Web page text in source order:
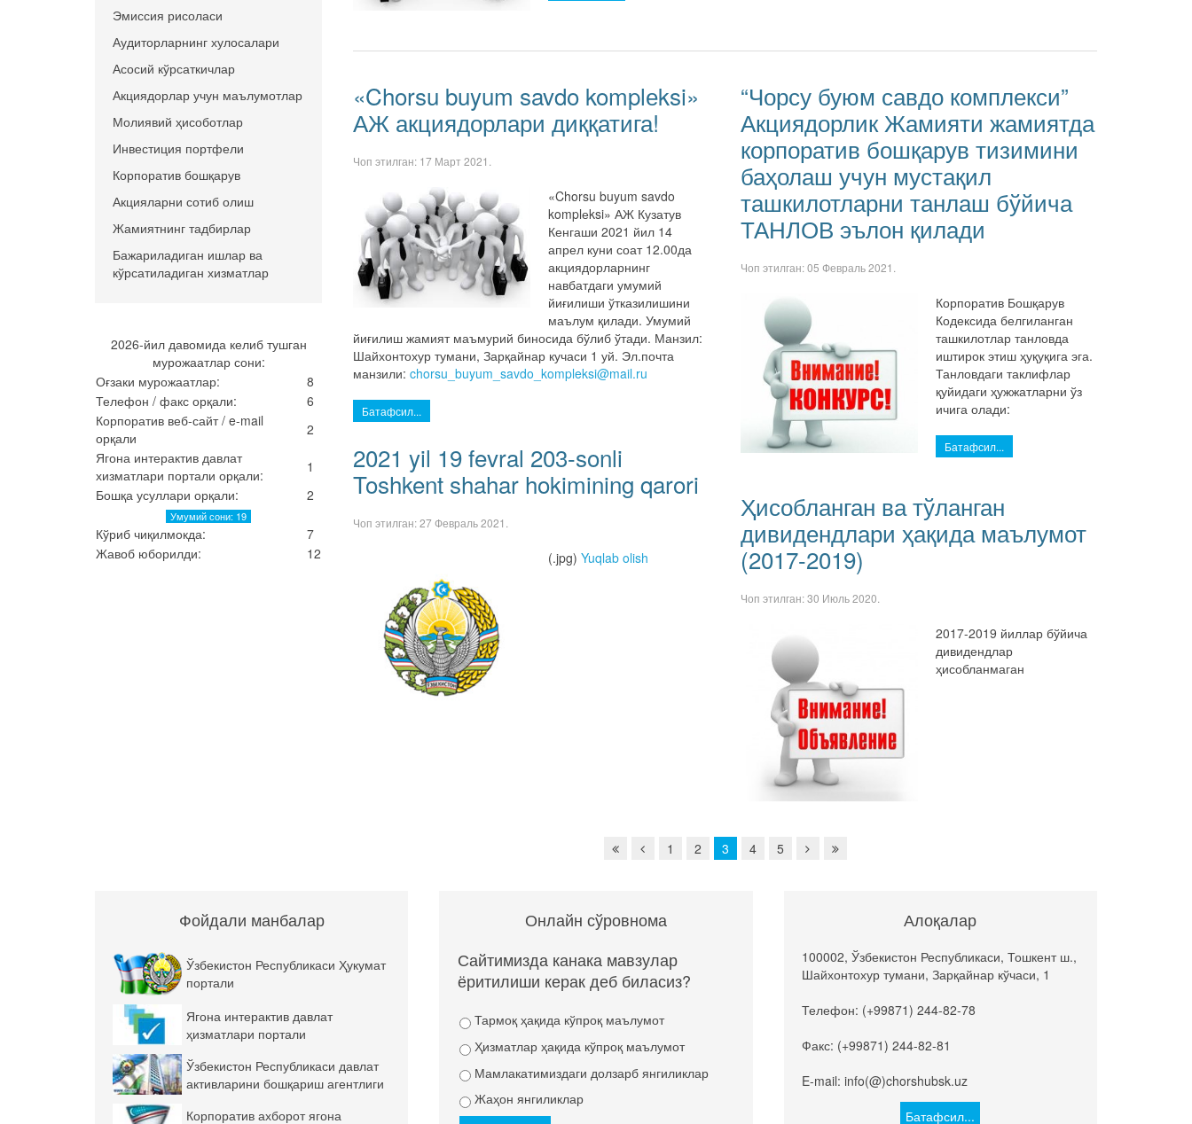
«Chorsu buyum savdo komplеksi»
АЖ акциядорлари диққатига!
Чоп этилган: 17 Март 2021
«Chorsu buyum savdo
komplеksi» АЖ Кузатув
Кенгаши 2021 йил 14
апрел куни соат 12.00да
акциядорларнинг
навбатдаги умумий
йиғилиши ўтказилишини
маълум қилади. Умумий
йиғилиш жамият маъмурий биносида бўлиб ўтади. Манзил:
Шайхонтохур тумани, Зарқайнар кучаси 1 уй. Эл.почта
манзили:chorsu_buyum_savdo_kompleksi@mail.ru
Батафсил...
2021 yil 19 fevral 203-sonli
Toshkent shahar hokimining qarori
Чоп этилган:27 Февраль 2021
(.jpg)Yuqlab olish
“Чорсу буюм савдо комплекси”
Акциядорлик Жамияти жамиятда
корпоратив бошқарув тизимини
баҳолаш учун мустақил
ташкилотларни танлаш бўйича
ТАНЛОВ эълон қилади
Чоп этилган:05 Февраль 2021
Корпоратив Бошқарув
Кодексида белгиланган
ташкилотлар танловда
иштирок этиш ҳуқуқига эга.
Танловдаги таклифлар
қуйидаги ҳужжатларни ўз
ичига олади:
Батафсил...
Ҳисобланган ва тўланган
дивидендлари ҳақида маълумот
(2017-2019)
Чоп этилган:30 Июль 2020
2017-2019 йиллар бўйича
дивидендлар
ҳисобланмаган
1 2 3 4 5
Эмиссия рисоласи
Аудиторларнинг хулосалари
Асосий кўрсаткичлар
Акциядорлар учун маълумотлар
Молиявий ҳисоботлар
Инвестиция портфели
Корпоратив бошқарув
Акцияларни сотиб олиш
Жамиятнинг тадбирлар
Бажариладиган ишлар ва
кўрсатиладиган хизматлар
2026-йил давомида келиб тушган
мурожаатлар сони:
Оғзаки мурожаатлар:
8
Телефон / факс орқали:
6
Корпоратив веб-сайт / e-mail
орқали
2
Ягона интерактив давлат
хизматлари портали орқали:
1
Бошқа усуллари орқали:
2
Умумий сони: 19
Кўриб чиқилмокда:
7
Жавоб юборилди:
12
Фойдали манбалар
Ўзбекистон Республикаси Ҳукумат
портали
Ягона интерактив давлат
ҳизматлари портали
Ўзбекистон Республикаси давлат
активларини бошқариш агентлиги
Корпоратив ахборот ягона
Онлайн сўровнома
Сайтимизда канака мавзулар
ёритилиши керак деб биласиз?
Тармоқ ҳақида кўпроқ маълумот
Ҳизматлар ҳақида кўпроқ маълумот
Мамлакатимиздаги долзарб янгиликлар
Жаҳон янгиликлар
Алоқалар
100002, Ўзбекистон Республикаси, Тошкент ш.,
Шайхонтохур тумани, Зарқайнар кўчаси, 1
Телефон: (+99871) 244-82-78
Факс: (+99871) 244-82-81
E-mail: info(@)chorshubsk.uz
Батафсил...